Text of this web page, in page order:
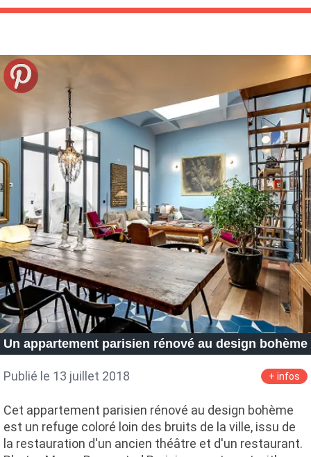
Un appartement parisien rénové au design bohème
Publié le 13 juillet 2018 + infos
Cet appartement parisien rénové au design bohème
est un refuge coloré loin des bruits de la ville, issu de
la restauration d'un ancien théâtre et d'un restaurant.